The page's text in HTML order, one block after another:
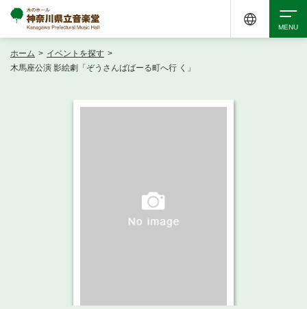
ホーム > イベントを探す >
木馬座公演 影絵劇「ぞうさんばばーる町へ行 く」